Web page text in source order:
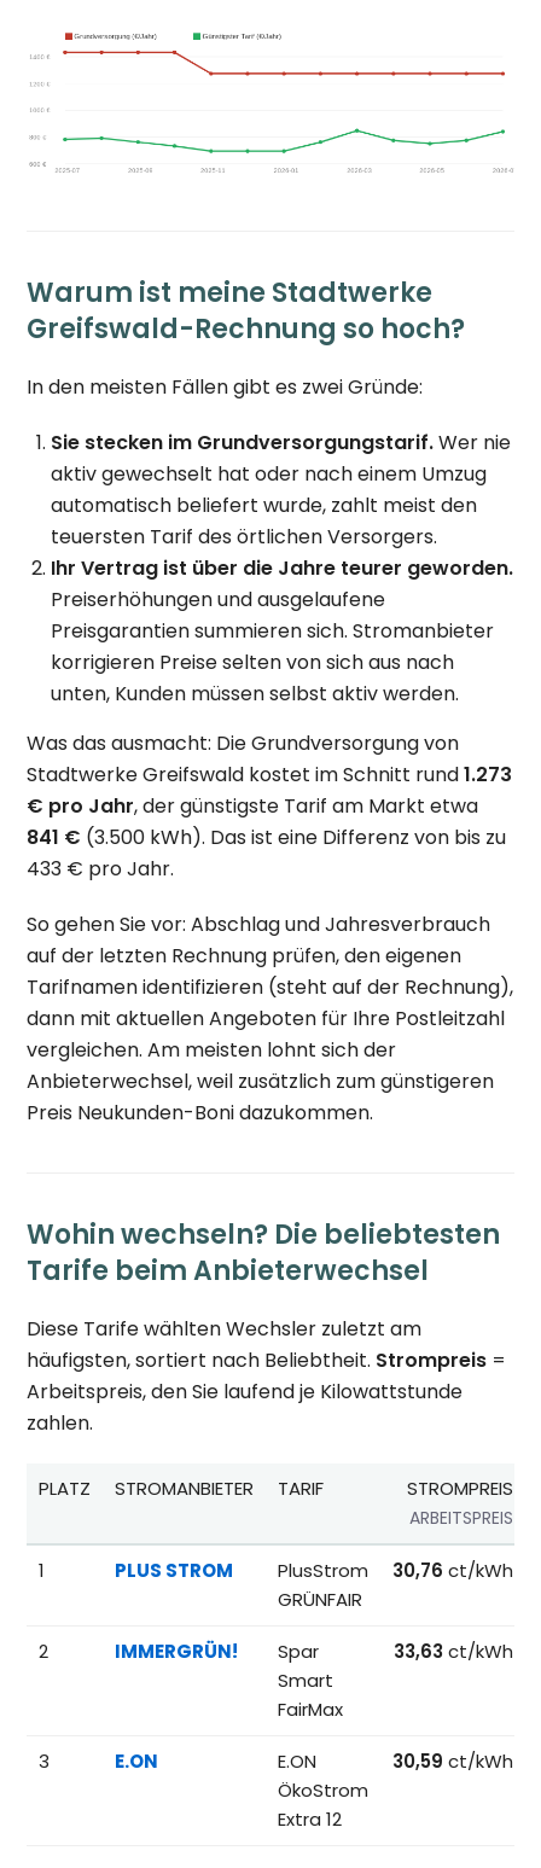
Warum ist meine Stadtwerke
Greifswald-Rechnung so hoch?
In den meisten Fällen gibt es zwei Gründe:
Sie stecken im Grundversorgungstarif.Wer nie
aktiv gewechselt hat oder nach einem Umzug
automatisch beliefert wurde, zahlt meist den
teuersten Tarif des örtlichen Versorgers.
Ihr Vertrag ist über die Jahre teurer geworden.
Preiserhöhungen und ausgelaufene
Preisgarantien summieren sich. Stromanbieter
korrigieren Preise selten von sich aus nach
unten, Kunden müssen selbst aktiv werden.
Was das ausmacht: Die Grundversorgung von
Stadtwerke Greifswald kostet im Schnitt rund1.273
€ pro Jahr, der günstigste Tarif am Markt etwa
841 € (3.500 kWh). Das ist eine Differenz von bis zu
433 € pro Jahr.
So gehen Sie vor: Abschlag und Jahresverbrauch
auf der letzten Rechnung prüfen, den eigenen
Tarifnamen identifizieren (steht auf der Rechnung),
dann mit aktuellen Angeboten für Ihre Postleitzahl
vergleichen. Am meisten lohnt sich der
Anbieterwechsel, weil zusätzlich zum günstigeren
Preis Neukunden-Boni dazukommen.
Wohin wechseln? Die beliebtesten
Tarife beim Anbieterwechsel
Diese Tarife wählten Wechsler zuletzt am
häufigsten, sortiert nach Beliebtheit. Strompreis =
Arbeitspreis, den Sie laufend je Kilowattstunde
zahlen.
Beliebteste Tarife beim Anbieterwechsel;
PLATZ STROMANBIETER TARIF STROMPREIS
ARBEITSPREIS
1 PLUS STROM
PlusStrom
GRÜNFAIR
30,76 ct/kWh
2 IMMERGRÜN!
Spar
Smart
FairMax
33,63 ct/kWh
3 E.ON
E.ON
ÖkoStrom
Extra 12
30,59 ct/kWh